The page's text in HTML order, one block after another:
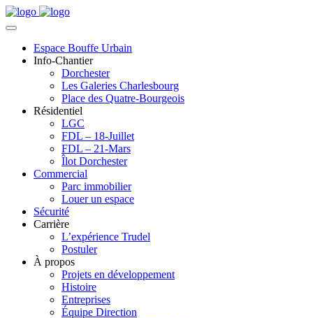
Espace Bouffe Urbain
Info-Chantier
Dorchester
Les Galeries Charlesbourg
Place des Quatre-Bourgeois
Résidentiel
LGC
FDL – 18-Juillet
FDL – 21-Mars
Îlot Dorchester
Commercial
Parc immobilier
Louer un espace
Sécurité
Carrière
L’expérience Trudel
Postuler
À propos
Projets en développement
Histoire
Entreprises
Équipe Direction